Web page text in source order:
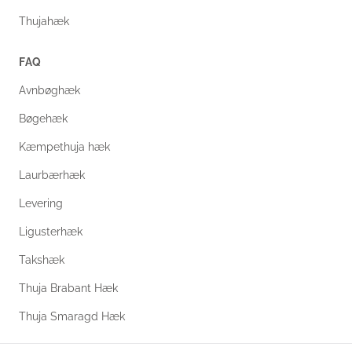
Thujahæk
FAQ
Avnbøghæk
Bøgehæk
Kæmpethuja hæk
Laurbærhæk
Levering
Ligusterhæk
Takshæk
Thuja Brabant Hæk
Thuja Smaragd Hæk